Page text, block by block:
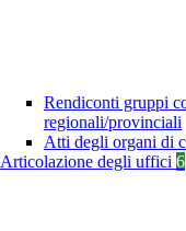
Rendiconti gruppi
regionali/provinciali
Atti degli organi di
Articolazione degli uffici 6